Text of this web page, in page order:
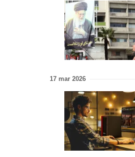
17 mar 2026